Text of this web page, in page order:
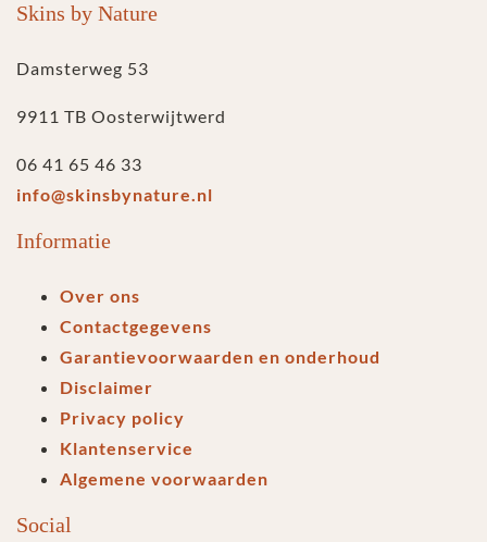
Skins by Nature
Damsterweg 53
9911 TB Oosterwijtwerd
06 41 65 46 33
info@skinsbynature.nl
Informatie
Over ons
Contactgegevens
Garantievoorwaarden en onderhoud
Disclaimer
Privacy policy
Klantenservice
Algemene voorwaarden
Social